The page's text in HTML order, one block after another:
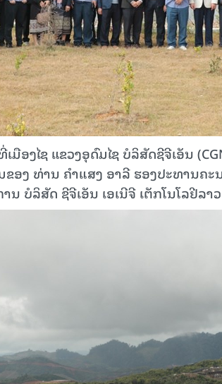
ອງໄຊ ແຂວງອຸດົມໄຊ ບໍລິສັດຊີຈີເອັນ
ຂອງ ທ່ານ ຄໍາແສງ ອາລີ ຮອງປະທານຄ
ນ ບໍລິສັດ ຊີຈີເອັນ ເອເນີຈີ ເຕັກໂນໂລຢີລ